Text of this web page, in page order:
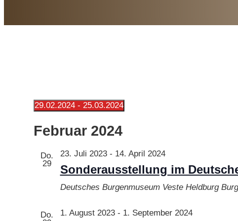
Veranstaltungen
29.02.2024 - 25.03.2024
wählen.
Februar 2024
Do.
29
Sonderausstellung im
23. Juli 2023- 14. April 2024
Deutsches Burgenmuseum Veste Heldburg
Do.
1. August 2023- 1. September 2024